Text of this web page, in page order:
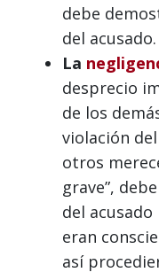
debe
del acusado.
La
desprecio
de los
violación
otros
grave”,
del
eran
así